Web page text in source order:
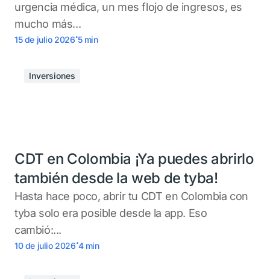
urgencia médica, un mes flojo de ingresos, es
mucho más...
15 de julio 2026.5 min
Inversiones
CDT en Colombia ¡Ya puedes abrirlo
también desde la web de tyba!
Hasta hace poco, abrir tu CDT en Colombia con
tyba solo era posible desde la app. Eso
cambió:...
10 de julio 2026.4 min